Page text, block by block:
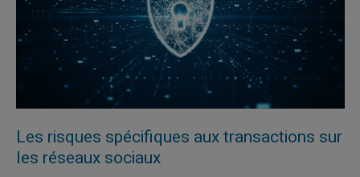
Les risques spécifiques aux transactions sur
les réseaux sociaux